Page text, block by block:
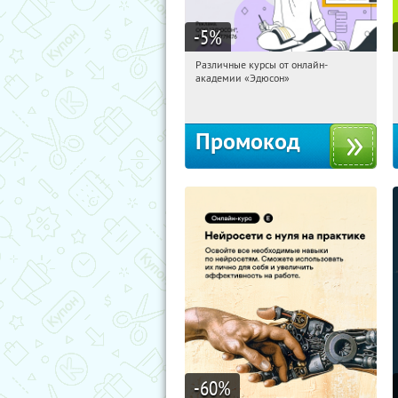
-5%
12:35:33 Получили:
Различные курсы от онлайн-
академии «Эдюсон»
Промокод
-60%